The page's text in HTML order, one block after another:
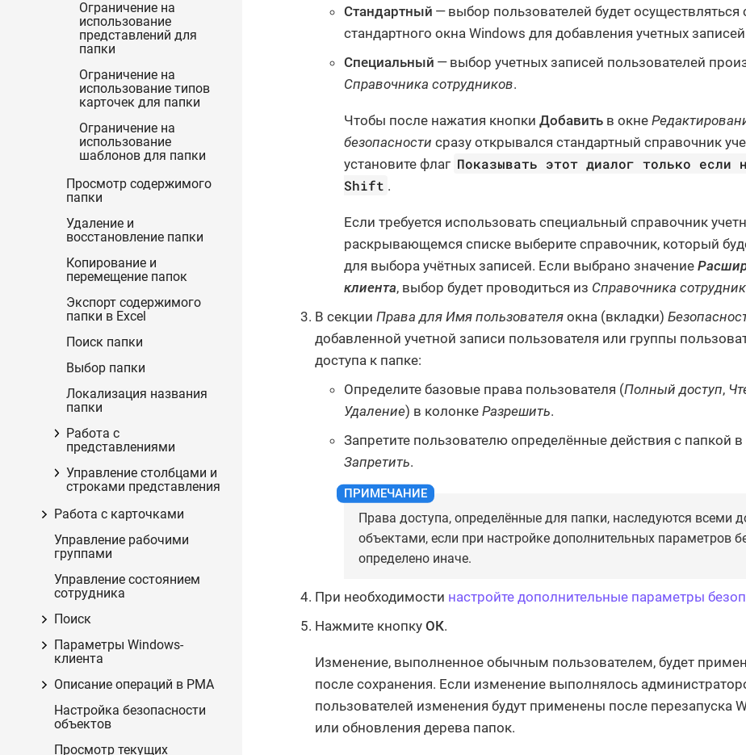
Ограничение на
использование
представлений для
папки
Ограничение на
использование типов
карточек для папки
Ограничение на
использование
шаблонов для папки
Просмотр содержимого
папки
Удаление и
восстановление папки
Копирование и
перемещение папок
Экспорт содержимого
папки в Excel
Поиск папки
Выбор папки
Локализация названия
папки
Работа с
представлениями
Управление столбцами и
строками представления
Работа с карточками
Управление рабочими
группами
Управление состоянием
сотрудника
Поиск
Параметры Windows-
клиента
Описание операций в РМА
Настройка безопасности
объектов
Просмотр текущих
Стандартный — выбор пользователей будет
стандартного окна Windows для добавления учетных
Специальный — выбор учетных записей пользователей
Справочника сотрудников.
Чтобы после нажатия кнопки Добавить в окне
безопасности сразу открывался стандартный справочник
установите флаг Показывать этот диалог только если
Shift .
Если требуется использовать специальный справочник
раскрывающемся списке выберите справочник, который
для выбора учётных записей. Если выбрано значение
клиента, выбор будет проводиться из Справочника
В секции Права для Имя пользователя окна (вкладки)
добавленной учетной записи пользователя или группы
доступа к папке:
Определите базовые права пользователя (Полный доступ,
Удаление) в колонке Разрешить.
Запретите пользователю определённые действия с папкой
Запретить.
Права доступа, определённые для папки, наследуются всеми
объектами, если при настройке дополнительных параметров
определено иначе.
При необходимости настройте дополнительные параметры
Нажмите кнопку ОК.
Изменение, выполненное обычным пользователем, будет
после сохранения. Если изменение выполнялось
пользователей изменения будут применены после перезапуска
или обновления дерева папок.